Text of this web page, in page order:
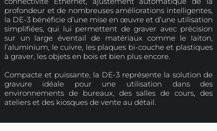
Dimensions 616 x 390 x
Poids
Un peu plus surROLAND